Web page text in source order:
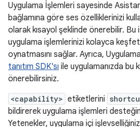
Uygulama İşlemleri sayesinde Asistan,
bağlamına göre ses özelliklerinizi
olarak kısayol şeklinde önerebilir. Bu
uygulama işlemlerinizi kolayca
oynatmasını sağlar. Ayrıca,
tanıtım SDK'sı ile uygulamanızda bu
önerebilirsiniz.
<capability> etiketlerini
bildirerek uygulama işlemleri
Yetenekler, uygulama içi